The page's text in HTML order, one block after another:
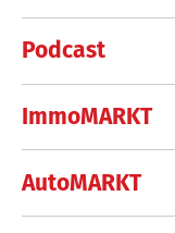
Podcast
ImmoMARKT
AutoMARKT